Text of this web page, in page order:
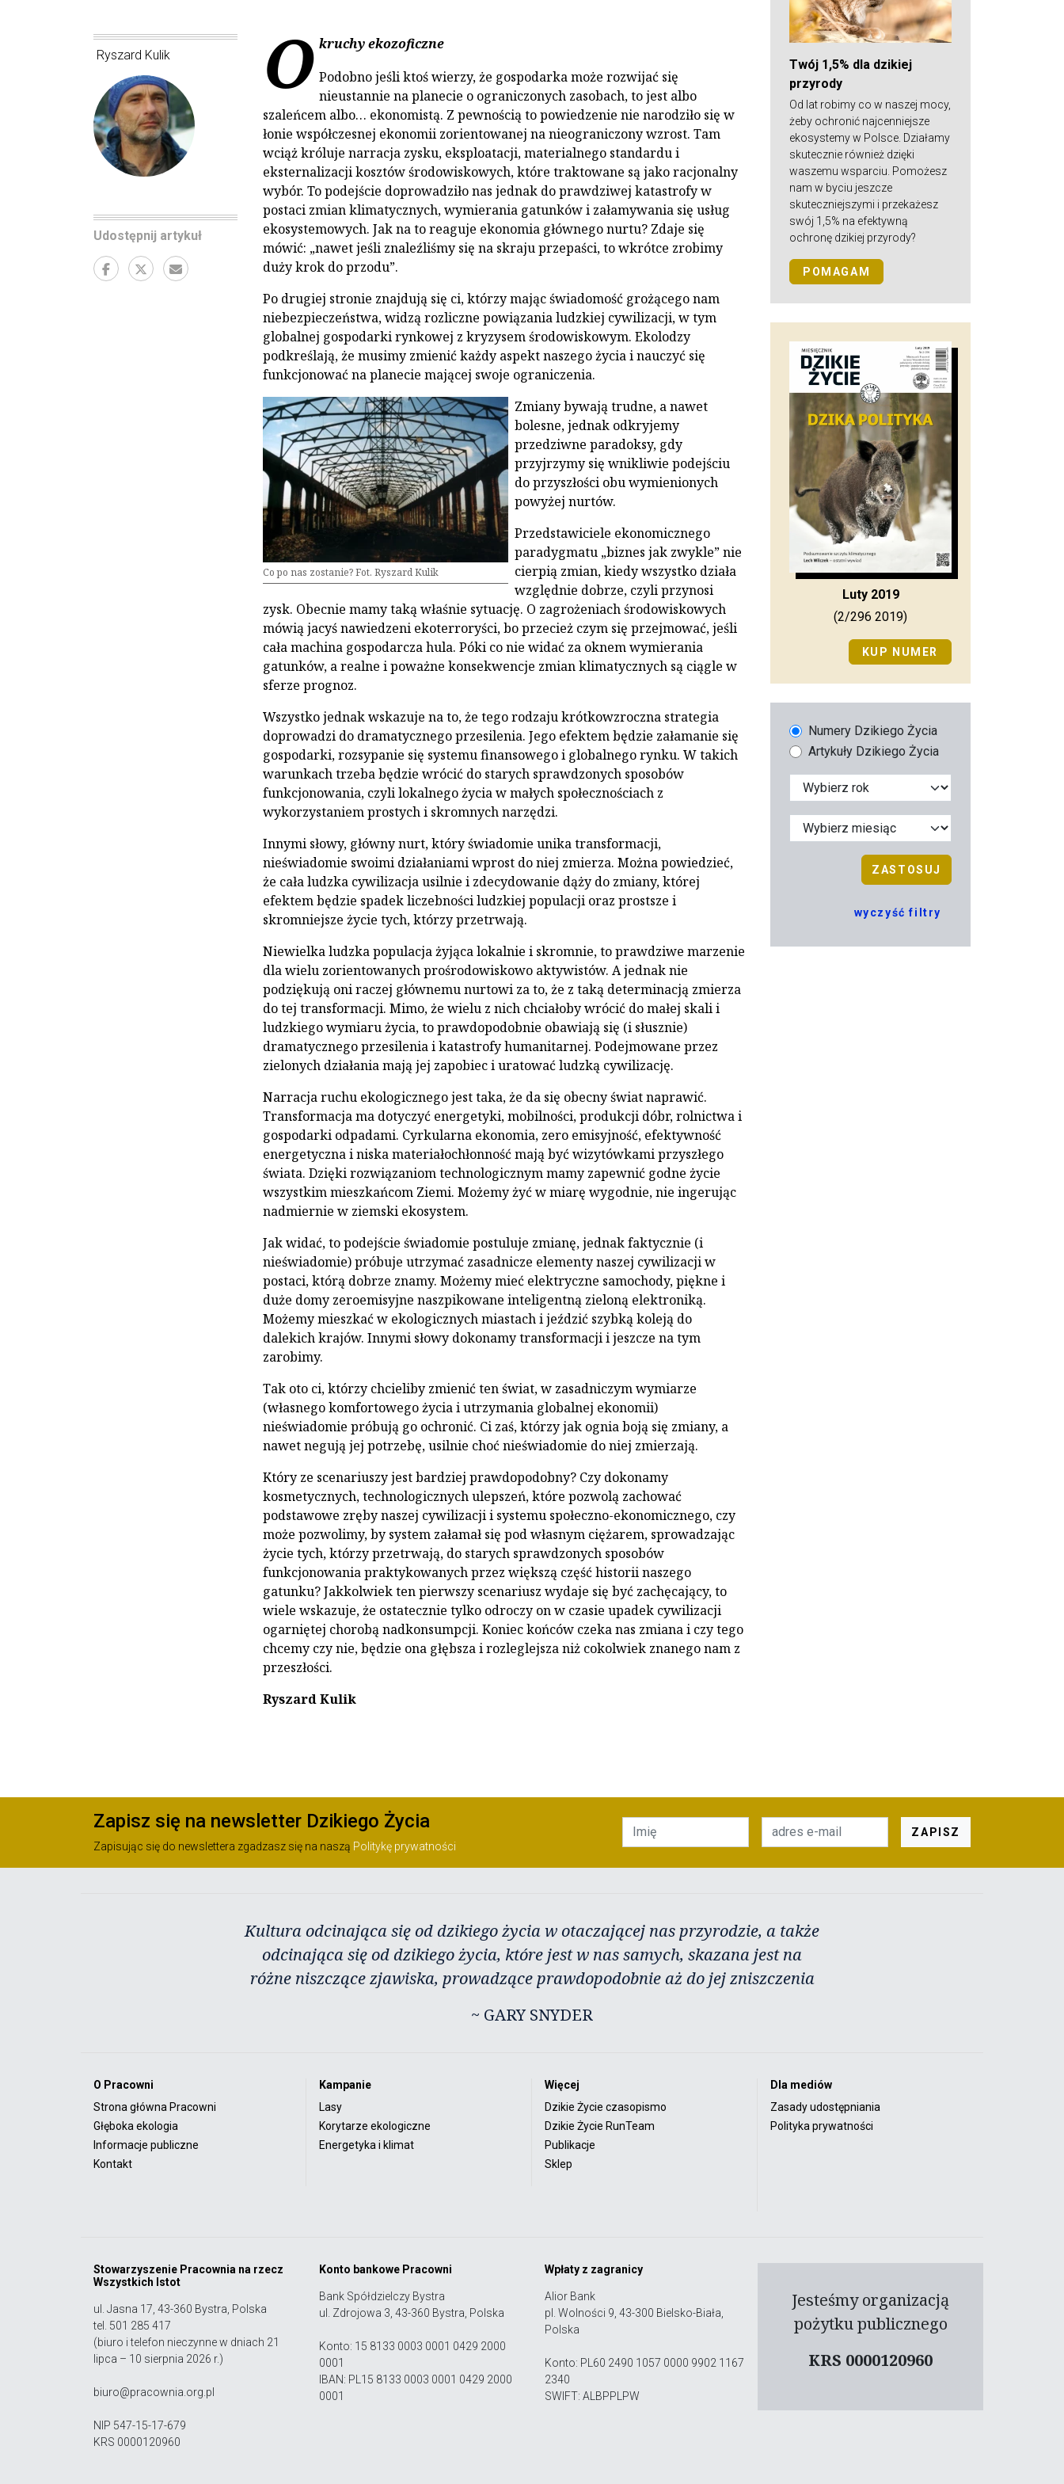
Ryszard Kulik
Udostępnij artykuł
O kruchy ekozoficzne
Podobno jeśli ktoś wierzy, że gospodarka może rozwijać się
nieustannie na planecie o ograniczonych zasobach, to jest albo
szaleńcem albo… ekonomistą. Z pewnością to powiedzenie nie narodziło się w
łonie współczesnej ekonomii zorientowanej na nieograniczony wzrost. Tam
wciąż króluje narracja zysku, eksploatacji, materialnego standardu i
eksternalizacji kosztów środowiskowych, które traktowane są jako racjonalny
wybór. To podejście doprowadziło nas jednak do prawdziwej katastrofy w
postaci zmian klimatycznych, wymierania gatunków i załamywania się usług
ekosystemowych. Jak na to reaguje ekonomia głównego nurtu? Zdaje się
mówić: „nawet jeśli znaleźliśmy się na skraju przepaści, to wkrótce zrobimy
duży krok do przodu”.
Po drugiej stronie znajdują się ci, którzy mając świadomość grożącego nam
niebezpieczeństwa, widzą rozliczne powiązania ludzkiej cywilizacji, w tym
globalnej gospodarki rynkowej z kryzysem środowiskowym. Ekolodzy
podkreślają, że musimy zmienić każdy aspekt naszego życia i nauczyć się
funkcjonować na planecie mającej swoje ograniczenia.
Co po nas zostanie? Fot. Ryszard Kulik
Zmiany bywają trudne, a nawet
bolesne, jednak odkryjemy
przedziwne paradoksy, gdy
przyjrzymy się wnikliwie podejściu
do przyszłości obu wymienionych
powyżej nurtów.
Przedstawiciele ekonomicznego
paradygmatu „biznes jak zwykle” nie
cierpią zmian, kiedy wszystko działa
względnie dobrze, czyli przynosi
zysk. Obecnie mamy taką właśnie sytuację. O zagrożeniach środowiskowych
mówią jacyś nawiedzeni ekoterroryści, bo przecież czym się przejmować, jeśli
cała machina gospodarcza hula. Póki co nie widać za oknem wymierania
gatunków, a realne i poważne konsekwencje zmian klimatycznych są ciągle w
sferze prognoz.
Wszystko jednak wskazuje na to, że tego rodzaju krótkowzroczna strategia
doprowadzi do dramatycznego przesilenia. Jego efektem będzie załamanie się
gospodarki, rozsypanie się systemu finansowego i globalnego rynku. W takich
warunkach trzeba będzie wrócić do starych sprawdzonych sposobów
funkcjonowania, czyli lokalnego życia w małych społecznościach z
wykorzystaniem prostych i skromnych narzędzi.
Innymi słowy, główny nurt, który świadomie unika transformacji,
nieświadomie swoimi działaniami wprost do niej zmierza. Można powiedzieć,
że cała ludzka cywilizacja usilnie i zdecydowanie dąży do zmiany, której
efektem będzie spadek liczebności ludzkiej populacji oraz prostsze i
skromniejsze życie tych, którzy przetrwają.
Niewielka ludzka populacja żyjąca lokalnie i skromnie, to prawdziwe marzenie
dla wielu zorientowanych prośrodowiskowo aktywistów. A jednak nie
podziękują oni raczej głównemu nurtowi za to, że z taką determinacją zmierza
do tej transformacji. Mimo, że wielu z nich chciałoby wrócić do małej skali i
ludzkiego wymiaru życia, to prawdopodobnie obawiają się (i słusznie)
dramatycznego przesilenia i katastrofy humanitarnej. Podejmowane przez
zielonych działania mają jej zapobiec i uratować ludzką cywilizację.
Narracja ruchu ekologicznego jest taka, że da się obecny świat naprawić.
Transformacja ma dotyczyć energetyki, mobilności, produkcji dóbr, rolnictwa i
gospodarki odpadami. Cyrkularna ekonomia, zero emisyjność, efektywność
energetyczna i niska materiałochłonność mają być wizytówkami przyszłego
świata. Dzięki rozwiązaniom technologicznym mamy zapewnić godne życie
wszystkim mieszkańcom Ziemi. Możemy żyć w miarę wygodnie, nie ingerując
nadmiernie w ziemski ekosystem.
Jak widać, to podejście świadomie postuluje zmianę, jednak faktycznie (i
nieświadomie) próbuje utrzymać zasadnicze elementy naszej cywilizacji w
postaci, którą dobrze znamy. Możemy mieć elektryczne samochody, piękne i
duże domy zeroemisyjne naszpikowane inteligentną zieloną elektroniką.
Możemy mieszkać w ekologicznych miastach i jeździć szybką koleją do
dalekich krajów. Innymi słowy dokonamy transformacji i jeszcze na tym
zarobimy.
Tak oto ci, którzy chcieliby zmienić ten świat, w zasadniczym wymiarze
(własnego komfortowego życia i utrzymania globalnej ekonomii)
nieświadomie próbują go ochronić. Ci zaś, którzy jak ognia boją się zmiany, a
nawet negują jej potrzebę, usilnie choć nieświadomie do niej zmierzają.
Który ze scenariuszy jest bardziej prawdopodobny? Czy dokonamy
kosmetycznych, technologicznych ulepszeń, które pozwolą zachować
podstawowe zręby naszej cywilizacji i systemu społeczno-ekonomicznego, czy
może pozwolimy, by system załamał się pod własnym ciężarem, sprowadzając
życie tych, którzy przetrwają, do starych sprawdzonych sposobów
funkcjonowania praktykowanych przez większą część historii naszego
gatunku? Jakkolwiek ten pierwszy scenariusz wydaje się być zachęcający, to
wiele wskazuje, że ostatecznie tylko odroczy on w czasie upadek cywilizacji
ogarniętej chorobą nadkonsumpcji. Koniec końców czeka nas zmiana i czy tego
chcemy czy nie, będzie ona głębsza i rozleglejsza niż cokolwiek znanego nam z
przeszłości.
Ryszard Kulik
Twój 1,5% dla dzikiej
przyrody
Od lat robimy co w naszej mocy,
żeby ochronić najcenniejsze
ekosystemy w Polsce. Działamy
skutecznie również dzięki
waszemu wsparciu. Pomożesz
nam w byciu jeszcze
skuteczniejszymi i przekażesz
swój 1,5% na efektywną
ochronę dzikiej przyrody?
POMAGAM
Luty 2019
(2/296 2019)
KUP NUMER
Numery Dzikiego Życia
Artykuły Dzikiego Życia
ZASTOSUJ
wyczyść filtry
Zapisz się na newsletter Dzikiego Życia
Zapisując się do newslettera zgadzasz się na naszą Politykę prywatności
ZAPISZ
Kultura odcinająca się od dzikiego życia w otaczającej nas przyrodzie, a także
odcinająca się od dzikiego życia, które jest w nas samych, skazana jest na
różne niszczące zjawiska, prowadzące prawdopodobnie aż do jej zniszczenia
~ GARY SNYDER
O Pracowni
Strona główna Pracowni
Głęboka ekologia
Informacje publiczne
Kontakt
Kampanie
Lasy
Korytarze ekologiczne
Energetyka i klimat
Więcej
Dzikie Życie czasopismo
Dzikie Życie RunTeam
Publikacje
Sklep
Dla mediów
Zasady udostępniania
Polityka prywatności
Stowarzyszenie Pracownia na rzecz
Wszystkich Istot
ul. Jasna 17, 43-360 Bystra, Polska
tel. 501 285 417
(biuro i telefon nieczynne w dniach 21
lipca – 10 sierpnia 2026 r.)
biuro@pracownia.org.pl
NIP 547-15-17-679
KRS 0000120960
Konto bankowe Pracowni
Bank Spółdzielczy Bystra
ul. Zdrojowa 3, 43-360 Bystra, Polska
Konto: 15 8133 0003 0001 0429 2000
0001
IBAN: PL15 8133 0003 0001 0429 2000
0001
Wpłaty z zagranicy
Alior Bank
pl. Wolności 9, 43-300 Bielsko-Biała,
Polska
Konto: PL60 2490 1057 0000 9902 1167
2340
SWIFT: ALBPPLPW
Jesteśmy organizacją
pożytku publicznego
KRS 0000120960